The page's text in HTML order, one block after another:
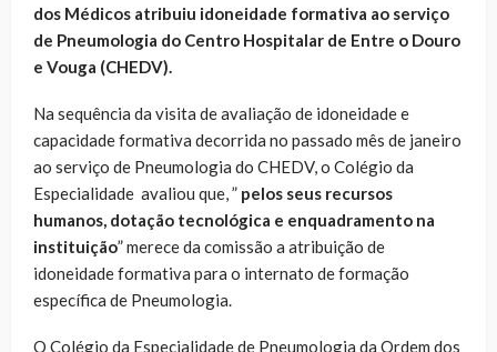
dos Médicos atribuiu idoneidade formativa ao serviço
de Pneumologia do Centro Hospitalar de Entre o Douro
e Vouga (CHEDV).
Na sequência da visita de avaliação de idoneidade e
capacidade formativa decorrida no passado mês de janeiro
ao serviço de Pneumologia do CHEDV, o Colégio da
Especialidade avaliou que, ” pelos seus recursos
humanos, dotação tecnológica e enquadramento na
instituição” merece da comissão a atribuição de
idoneidade formativa para o internato de formação
específica de Pneumologia.
O Colégio da Especialidade de Pneumologia da Ordem dos